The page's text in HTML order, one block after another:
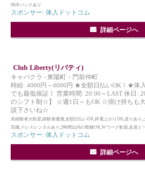
同伴バックあり
スポンサー: 体入ドットコム
詳細ページへ
Club Liberty(リバティ)
キャバクラ - 東陽町・門前仲町
時給: 4000円～6000円 ★全額日払いOK！★体
でも最低保証！ 営業時間: 20:00～LAST 休日:
のシフト制☆】 ☆週1日～もOK ☆掛け持ちも
談下さいね☆
未経験者大歓迎,経験者優遇,全額日払いOK,終電上がりOK,送りあり,
完備,ドレスレンタルあり,3時間以内の勤務OK,Wワーク歓迎,友達と
スポンサー: 体入ドットコム
詳細ページへ